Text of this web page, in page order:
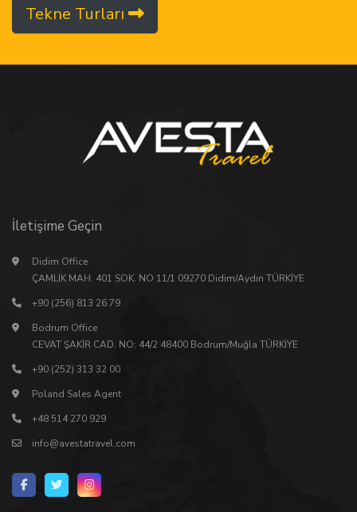
Tekne Turları
İletişime Geçin
Didim Office
ÇAMLIK MAH. 401 SOK. NO 11/1 09270 Didim/Aydın TÜRKİYE
+90 (256) 813 26 79
Bodrum Office
CEVAT ŞAKİR CAD. NO: 44/2 48400 Bodrum/Muğla TÜRKİYE
+90 (252) 313 32 00
Poland Sales Agent
+48 514 270 929
info@avestatravel.com